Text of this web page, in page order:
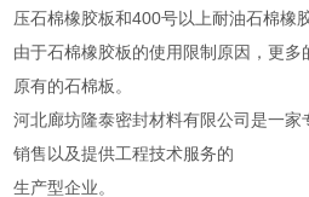
压石棉橡胶板和400号以上耐油石棉橡
由于石棉橡胶板的使用限制原因，更
原有的石棉板。
河北廊坊隆泰密封材料有限公司是一家
销售以及提供工程技术服务的
生产型企业。